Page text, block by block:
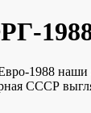
1988 наши
СССР